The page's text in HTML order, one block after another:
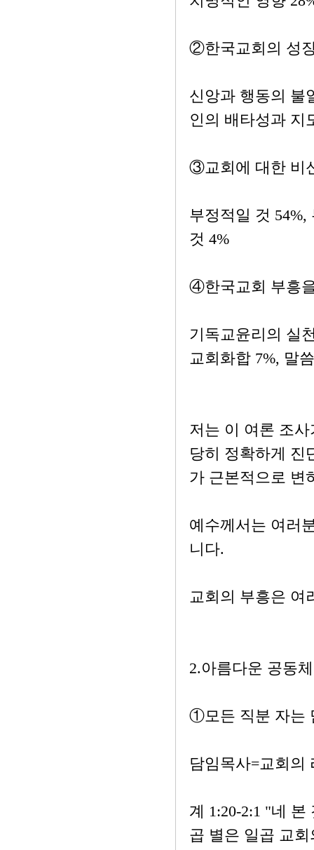
②한국교회의 성
신앙과 행동의 불
인의 배타성과 지
③교회에 대한 비
부정적일 것 54%,
것 4%
④한국교회 부흥
기독교윤리의 실
교회화합 7%, 말
저는 이 여론 조
당히 정확하게 진
가 근본적으로 변
예수께서는 여러
니다.
교회의 부흥은 여
2.아름다운 공동
①모든 직분 자는
담임목사=교회의
계 1:20-2:1 "네
곱 별은 일곱 교